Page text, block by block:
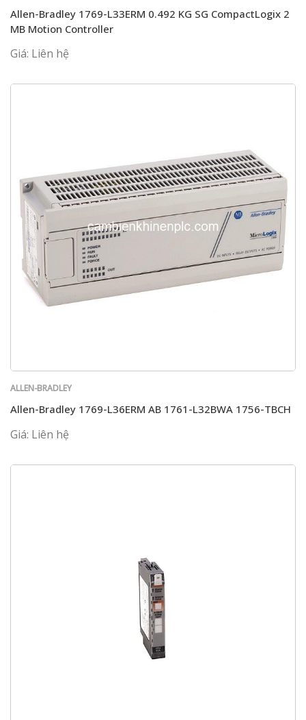
Allen-Bradley 1769-L33ERM 0.492 KG SG CompactLogix 2
MB Motion Controller
Giá: Liên hệ
ALLEN-BRADLEY
Allen-Bradley 1769-L36ERM AB 1761-L32BWA 1756-TBCH
Giá: Liên hệ